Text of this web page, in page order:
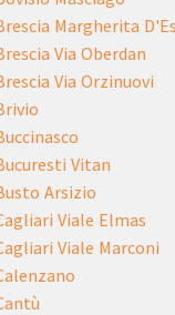
Margherita
Via Oberdan
Via Orzinuovi
Vitan
Arsizio
Viale Elmas
Viale Marconi